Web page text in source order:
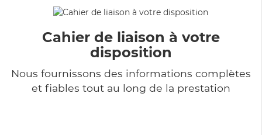
Cahier de liaison à votre
disposition
Nous fournissons des informations complètes
et fiables tout au long de la prestation